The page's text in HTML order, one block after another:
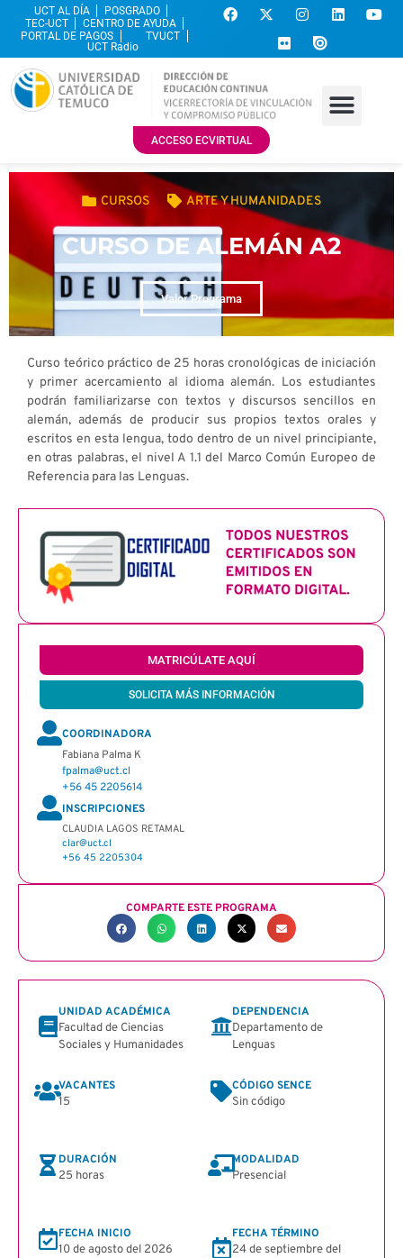
UCT AL DÍA
POSGRADO
TEC-UCT
CENTRO DE AYUDA
PORTAL DE PAGOS
TVUCT
UCT Radio
ACCESO ECVIRTUAL
CURSOS ARTE Y HUMANIDADES
CURSO DE ALEMÁN A2
Valor Programa
Curso teórico práctico de 25 horas cronológicas de iniciación
y primer acercamiento al idioma alemán. Los estudiantes
podrán familiarizarse con textos y discursos sencillos en
alemán, además de producir sus propios textos orales y
escritos en esta lengua, todo dentro de un nivel principiante,
en otras palabras, el nivel A 1.1 del Marco Común Europeo de
Referencia para las Lenguas.
MATRICÚLATE AQUÍ
SOLICITA MÁS INFORMACIÓN
COORDINADORA
Fabiana Palma K
fpalma@uct.cl
+56 45 2205614
INSCRIPCIONES
CLAUDIA LAGOS RETAMAL
clar@uct.cl
+56 45 2205304
COMPARTE ESTE PROGRAMA
UNIDAD ACADÉMICA
Facultad de Ciencias
Sociales y Humanidades
DEPENDENCIA
Departamento de
Lenguas
VACANTES
15
CÓDIGO SENCE
Sin código
DURACIÓN
25 horas
MODALIDAD
Presencial
FECHA INICIO
10 de agosto del 2026
FECHA TÉRMINO
24 de septiembre del